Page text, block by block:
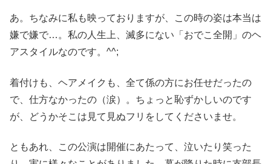
あ。ちなみに私も映っておりますが、この時の姿は本当は
嫌で嫌で…。私の人生上、滅多にない「おでこ全開」のヘ
アスタイルなのです。^^;
着付けも、ヘアメイクも、全て係の方にお任せだったの
で、仕方なかったの（涙）。ちょっと恥ずかしいのです
が、どうかそこは見て見ぬフリをしてくださいませ。
ともあれ、この公演は開催にあたって、泣いたり笑った